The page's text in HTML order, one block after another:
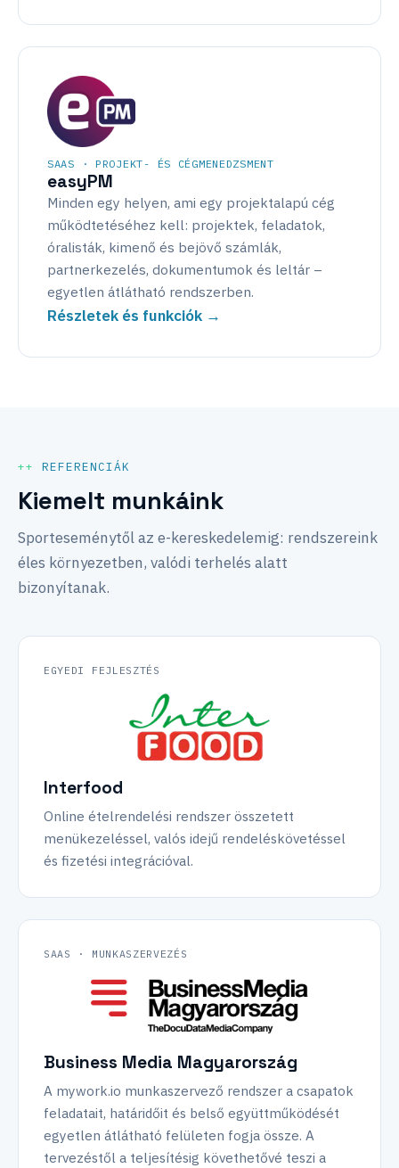
SAAS · PROJEKT- ÉS CÉGMENEDZSMENT
easyPM
Minden egy helyen, ami egy projektalapú cég
működtetéséhez kell: projektek, feladatok,
óralisták, kimenő és bejövő számlák,
partnerkezelés, dokumentumok és leltár –
egyetlen átlátható rendszerben.
Részletek és funkciók →
REFERENCIÁK
Kiemelt munkáink
Sporteseménytől az e-kereskedelemig: rendszereink
éles környezetben, valódi terhelés alatt
bizonyítanak.
EGYEDI FEJLESZTÉS
Interfood
Online ételrendelési rendszer összetett
menükezeléssel, valós idejű rendeléskövetéssel
és fizetési integrációval.
SAAS · MUNKASZERVEZÉS
Business Media Magyarország
A mywork.io munkaszervező rendszer a csapatok
feladatait, határidőit és belső együttműködését
egyetlen átlátható felületen fogja össze. A
tervezéstől a teljesítésig követhetővé teszi a